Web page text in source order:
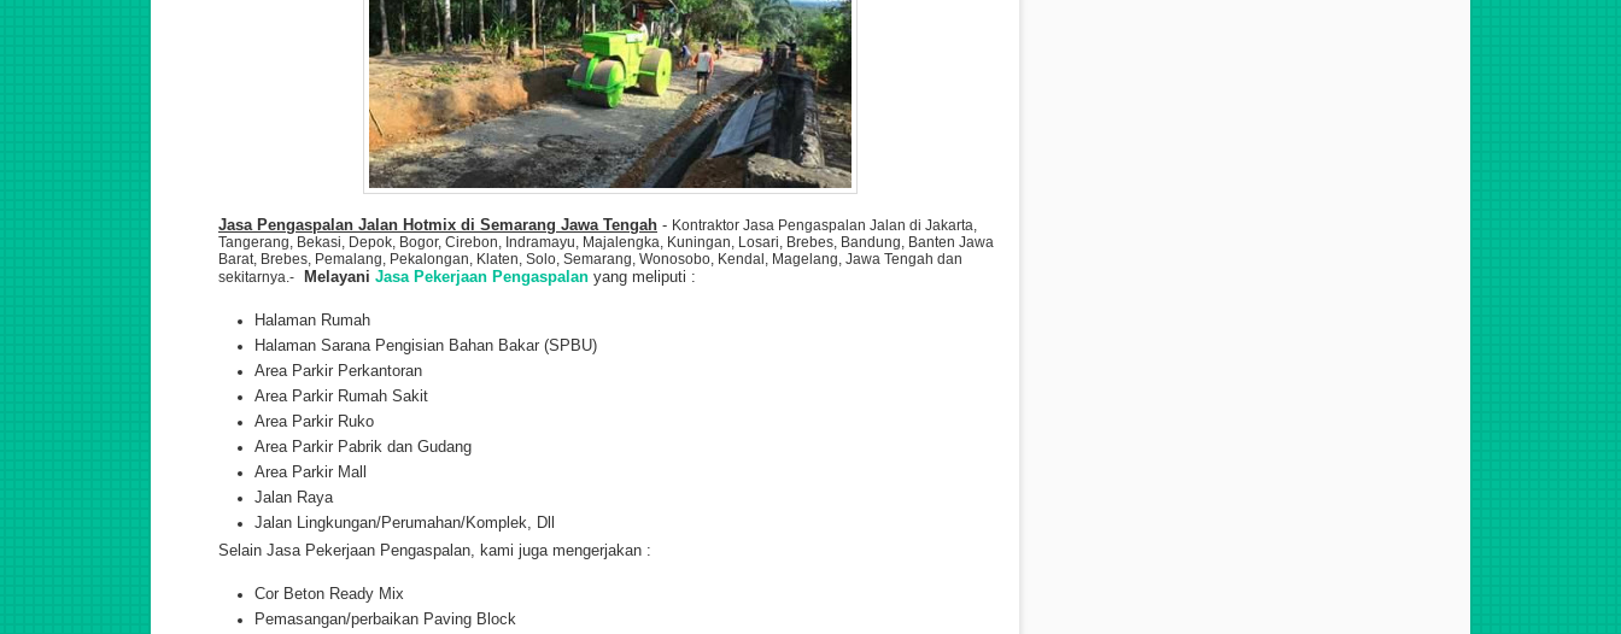
Jasa Pengaspalan Jalan Hotmix di Semarang Jawa Tengah - Kontraktor Jasa Pengaspalan Jalan di Jakarta,
Tangerang, Bekasi, Depok, Bogor, Cirebon, Indramayu, Majalengka, Kuningan, Losari, Brebes, Bandung, Banten Jawa
Barat, Brebes, Pemalang, Pekalongan, Klaten, Solo, Semarang, Wonosobo, Kendal, Magelang, Jawa Tengah dan
sekitarnya.- Melayani Jasa Pekerjaan Pengaspalan yang meliputi :
Halaman Rumah
Halaman Sarana Pengisian Bahan Bakar (SPBU)
Area Parkir Perkantoran
Area Parkir Rumah Sakit
Area Parkir Ruko
Area Parkir Pabrik dan Gudang
Area Parkir Mall
Jalan Raya
Jalan Lingkungan/Perumahan/Komplek, Dll
Selain Jasa Pekerjaan Pengaspalan, kami juga mengerjakan :
Cor Beton Ready Mix
Pemasangan/perbaikan Paving Block